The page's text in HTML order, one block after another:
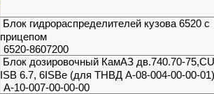
Блок гидрораспределителей кузова 6520 с
прицепом
6520-8607200
Блок дозировочный КамАЗ дв.740.70-
ISB 6.7, 6ISBe (для ТНВД А-08-004-00-00-
А-10-007-00-00-00